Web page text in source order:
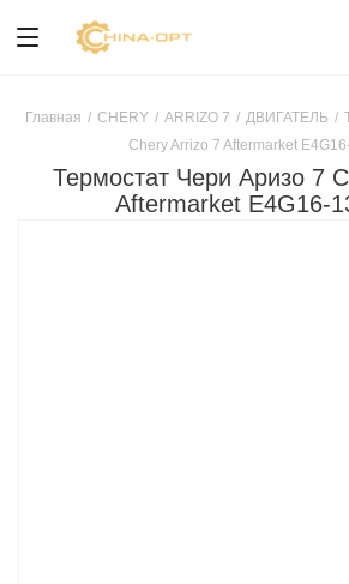
Главная / CHERY / ARRIZO 7 / ДВИГАТЕЛЬ /
Chery Arrizo 7 Aftermarket
Термостат Чери Аризо 7
Aftermarket E4G16-